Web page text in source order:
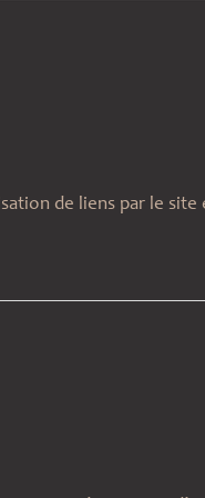
de liens par le